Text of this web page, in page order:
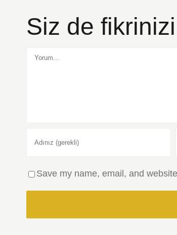
Siz de
Comment
Save my name, email, and